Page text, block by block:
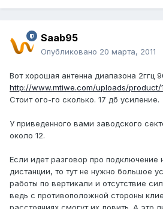
Saab95
Опубликовано 20 марта, 2011
Вот хорошая антенна диапазона 2ггц
http://www.mtiwe.com/uploads/product/
Стоит ого-го сколько. 17 дб усиление.
У приведенного вами заводского
около 12.
Если идет разговор про подключение
дистанции, то тут не нужно большое
работы по вертикали и отсутствие
ведь с противоположной стороны